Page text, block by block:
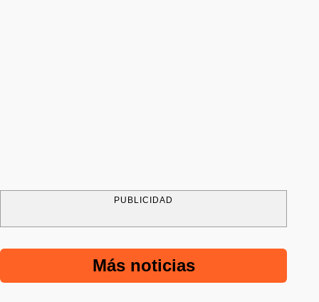
PUBLICIDAD
Más noticias